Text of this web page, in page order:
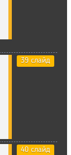
39 слайд
40 слайд